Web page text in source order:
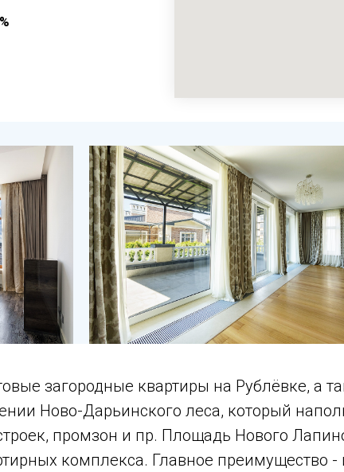
загородные квартиры на Рублёвке, а
Ново-Дарьинского леса, который
промзон и пр. Площадь Нового
комплекса. Главное преимущество -